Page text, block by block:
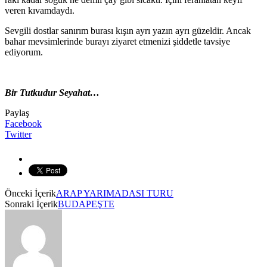
veren kıvamdaydı.
Sevgili dostlar sanırım burası kışın ayrı yazın ayrı güzeldir. Ancak
bahar mevsimlerinde burayı ziyaret etmenizi şiddetle tavsiye
ediyorum.
Bir Tutkudur Seyahat…
Paylaş
Facebook
Twitter
Önceki İçerikARAP YARIMADASI TURU
Sonraki İçerikBUDAPEŞTE